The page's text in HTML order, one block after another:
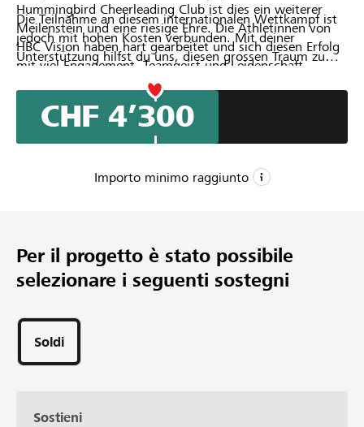
Hummingbird Cheerleading Club ist dies ein weiterer
Meilenstein und eine riesige Ehre. Die Athletinnen von
HBC Vision haben hart gearbeitet und sich diesen Erfolg
mit viel Engagement, Teamgeist und Leidenschaft
verdient. Nun möchten sie die Chance nutzen, sich auf
europäischer Bühne mit Teams aus ganz Europa zu
messen.
Die Teilnahme an diesem internationalen Wettkampf ist
jedoch mit hohen Kosten verbunden. Mit deiner
Unterstützung hilfst du uns, diesen grossen Traum zu
Beitrag bringt uns unserem Ziel näher.
CHF 4’300
Importo minimo raggiunto
CHF 7’000
Importo desiderato
Sostegni
Per il progetto è stato possibile
selezionare i seguenti sostegni
Soldi
Sostieni